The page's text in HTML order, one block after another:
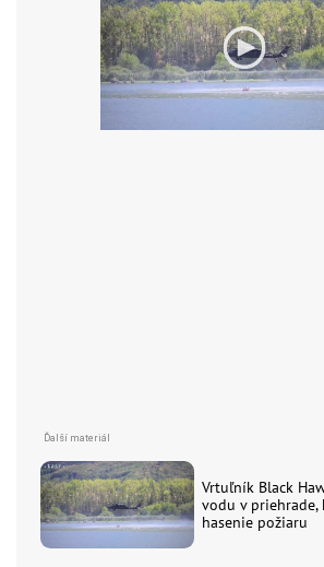
Vrtuľník Black
vodu v
hasenie požiaru